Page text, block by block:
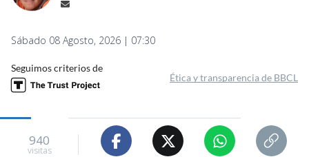
Sábado 08 Agosto, 2026 | 07:30
Seguimos criterios de
Ética y transparencia de BBCL
940
visitas